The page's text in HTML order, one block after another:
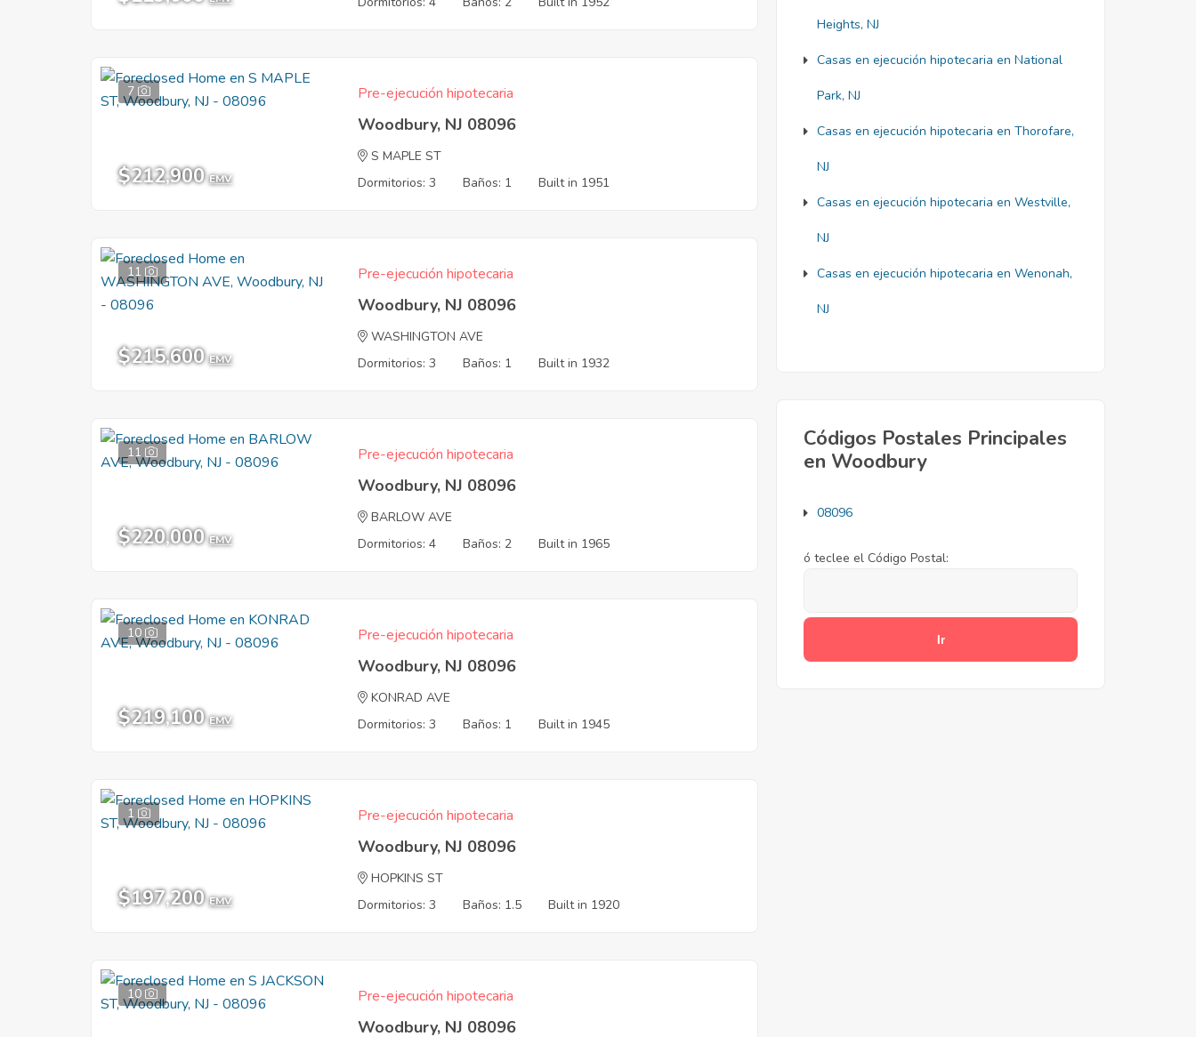
7
$212,900 EMV
Pre-ejecución hipotecaria
Woodbury, NJ 08096
S MAPLE ST
Dormitorios: 3
Baños: 1 Built in 1951
11
$215,600 EMV
Pre-ejecución hipotecaria
Woodbury, NJ 08096
WASHINGTON AVE
Dormitorios: 3
Baños: 1 Built in 1932
11
$220,000 EMV
Pre-ejecución hipotecaria
Woodbury, NJ 08096
BARLOW AVE
Dormitorios: 4
Baños: 2 Built in 1965
10
$219,100 EMV
Pre-ejecución hipotecaria
Woodbury, NJ 08096
KONRAD AVE
Dormitorios: 3
Baños: 1 Built in 1945
1
$197,200 EMV
Pre-ejecución hipotecaria
Woodbury, NJ 08096
HOPKINS ST
Dormitorios: 3
Baños: 1.5 Built in 1920
10 Pre-ejecución hipotecaria
Woodbury, NJ 08096
Heights, NJ
Casas en ejecución hipotecaria en National
Park, NJ
Casas en ejecución hipotecaria en Thorofare,
NJ
Casas en ejecución hipotecaria en Westville,
NJ
Casas en ejecución hipotecaria en Wenonah,
NJ
Códigos Postales Principales
en Woodbury
08096
ó teclee el Código Postal: